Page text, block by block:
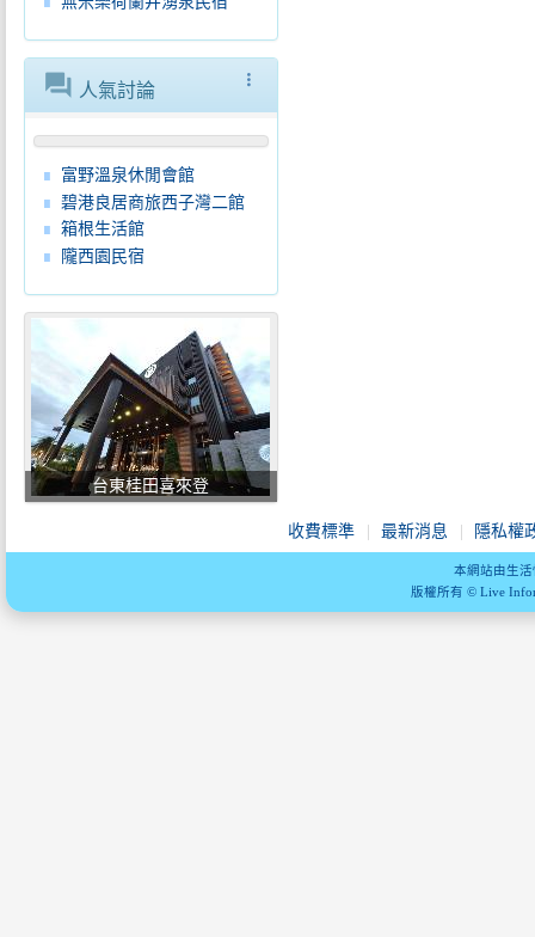
more_vert
forum 人氣討論
富野溫泉休閒會館
碧港良居商旅西子灣二館
箱根生活館
隴西園民宿
台東桂田喜來登
收費標準 最新消息 隱私權
本網站由生
版權所有 © Live